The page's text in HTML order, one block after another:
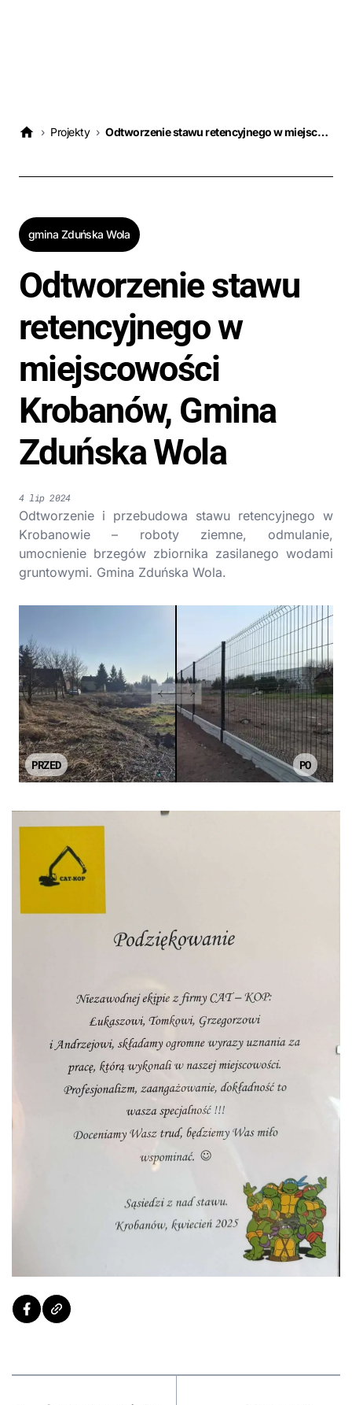
› Projekty › Odtworzenie stawu retencyjnego w miejscowości Krobanów, Gmina Zduńska Wola
gmina Zduńska Wola
Odtworzenie stawu
retencyjnego w
miejscowości
Krobanów, Gmina
Zduńska Wola
Odtworzenie i przebudowa stawu retencyjnego w
Krobanowie – roboty ziemne, odmulanie,
umocnienie brzegów zbiornika zasilanego wodami
gruntowymi. Gmina Zduńska Wola.
4 lip 2024
PRZED PO